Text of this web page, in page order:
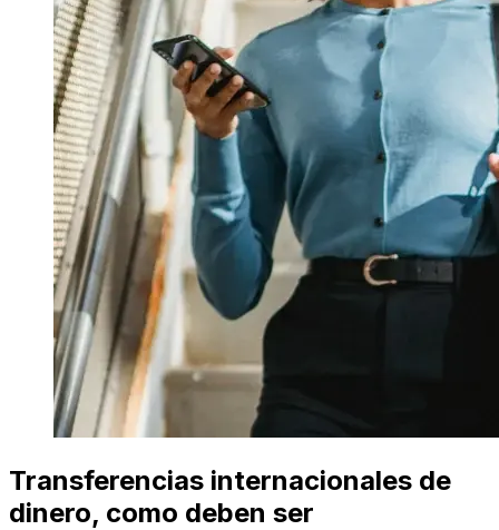
Transferencias internacionales de
dinero, como deben ser